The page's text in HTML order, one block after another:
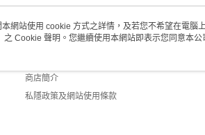
關於我們
商店簡介
私隱政策及網站使用條款
網站使用 cookie 方式之詳情，及若您不希望在電腦
之 Cookie 聲明。您繼續使用本網站即表示您同意本